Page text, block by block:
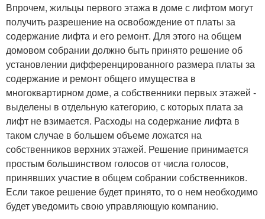
Впрочем, жильцы первого этажа в доме с лифтом могут
получить разрешение на освобождение от платы за
содержание лифта и его ремонт. Для этого на общем
домовом собрании должно быть принято решение об
установлении дифференцированного размера платы за
содержание и ремонт общего имущества в
многоквартирном доме, а собственники первых этажей -
выделены в отдельную категорию, с которых плата за
лифт не взимается. Расходы на содержание лифта в
таком случае в большем объеме ложатся на
собственников верхних этажей. Решение принимается
простым большинством голосов от числа голосов,
принявших участие в общем собрании собственников.
Если такое решение будет принято, то о нем необходимо
будет уведомить свою управляющую компанию.